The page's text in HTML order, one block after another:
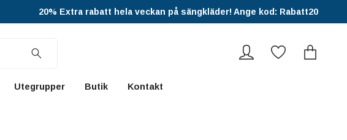
20% Extra rabatt hela veckan på sängkläder! Ange kod: Rabatt20
Utegrupper Butik Kontakt